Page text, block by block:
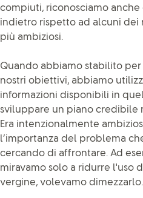
compiuti, riconosciamo anche
indietro rispetto ad alcuni dei
più ambiziosi.
Quando abbiamo stabilito
nostri obiettivi, abbiamo
informazioni disponibili in
sviluppare un piano credibile
Era intenzionalmente
l’importanza del problema
cercando di affrontare. Ad
miravamo solo a ridurre l'uso
vergine, volevamo dimezzarlo.